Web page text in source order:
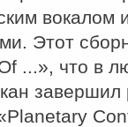
вокалом
Этот
...», что в
завершил